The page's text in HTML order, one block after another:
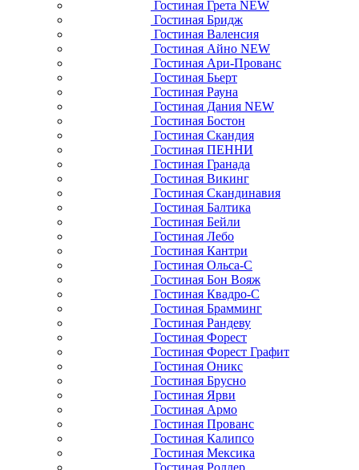
Гостиная Грета NEW
Гостиная Бридж
Гостиная Валенсия
Гостиная Айно NEW
Гостиная Ари-Прованс
Гостиная Бьерт
Гостиная Рауна
Гостиная Дания NEW
Гостиная Бостон
Гостиная Скандия
Гостиная ПЕННИ
Гостиная Гранада
Гостиная Викинг
Гостиная Скандинавия
Гостиная Балтика
Гостиная Бейли
Гостиная Лебо
Гостиная Кантри
Гостиная Ольса-С
Гостиная Бон Вояж
Гостиная Квадро-С
Гостиная Брамминг
Гостиная Рандеву
Гостиная Форест
Гостиная Форест Графит
Гостиная Оникс
Гостиная Брусно
Гостиная Ярви
Гостиная Армо
Гостиная Прованс
Гостиная Калипсо
Гостиная Мексика
Гостиная Роллер